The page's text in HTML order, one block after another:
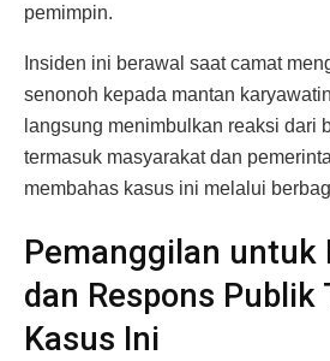
pemimpin.
Insiden ini berawal saat camat
senonoh kepada mantan
langsung menimbulkan reaksi dari
termasuk masyarakat dan
membahas kasus ini melalui
Pemanggilan untuk
dan Respons Publik
Kasus Ini